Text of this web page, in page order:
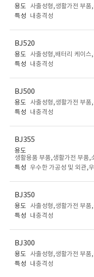
용도
사출성형,생활가전 부품
특성
내충격성
BJ520
용도
사출성형,배터리 케이
특성
내충격성
BJ500
용도
사출성형,생활가전 부품
특성
내충격성
BJ355
용도
생활용품 부품,생활가전 부품
특성 우수한 가공성 및 외관,
BJ350
용도
사출성형,생활가전 부품
특성
내충격성
BJ300
용도
사출성형,생활가전 부품
특성
내충격성